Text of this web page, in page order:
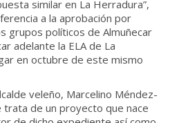
similar en La Herradura”,
a la aprobación por
grupos políticos de Almuñecar
adelante la ELA de La
en octubre de este mismo
veleño, Marcelino Méndez-
trata de un proyecto que nace